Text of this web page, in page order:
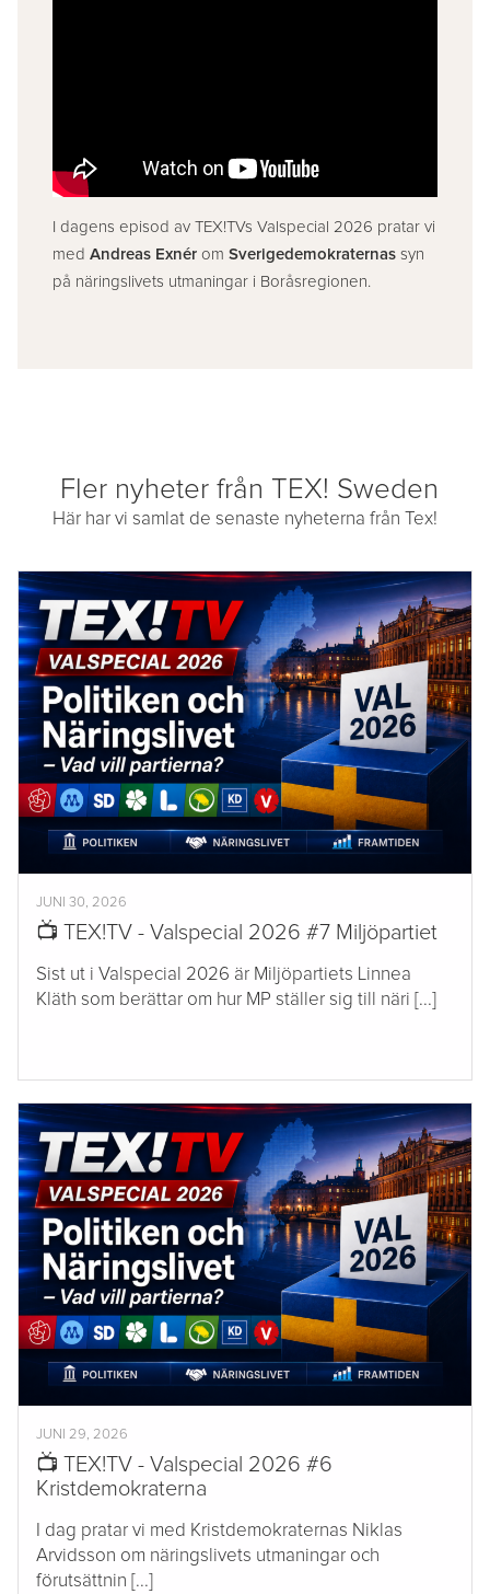
I dagens episod av TEX!TVs Valspecial 2026 pratar vi
med Andreas Exnér om Sverigedemokraternas syn
på näringslivets utmaningar i Boråsregionen.
Fler nyheter från TEX! Sweden
Här har vi samlat de senaste nyheterna från Tex!
JUNI 30, 2026
📺 TEX!TV - Valspecial 2026 #7 Miljöpartiet
Sist ut i Valspecial 2026 är Miljöpartiets Linnea
Kläth som berättar om hur MP ställer sig till näri [...]
JUNI 29, 2026
📺 TEX!TV - Valspecial 2026 #6
Kristdemokraterna
I dag pratar vi med Kristdemokraternas Niklas
Arvidsson om näringslivets utmaningar och
förutsättnin [...]